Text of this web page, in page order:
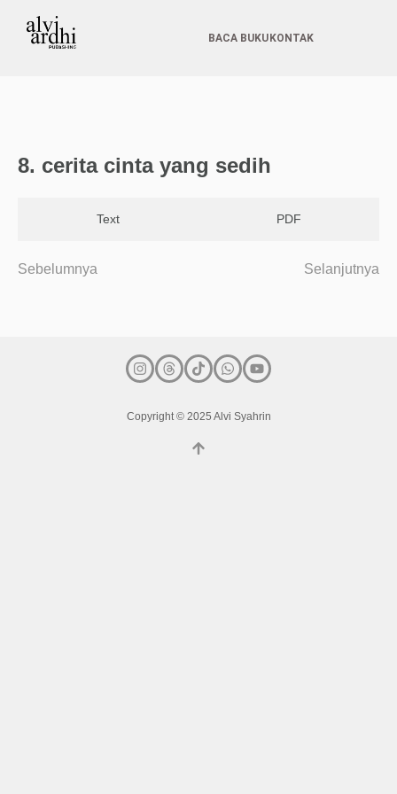
BACA BUKU KONTAK
8. cerita cinta yang sedih
Text PDF
Sebelumnya Selanjutnya
Copyright © 2025 Alvi Syahrin